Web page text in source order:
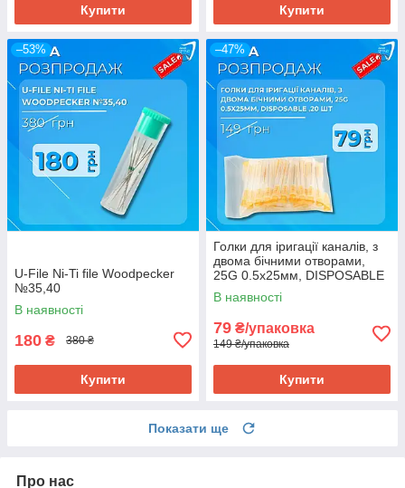
Купити Купити
–53%
U-File Ni-Ti file Woodpecker
№35,40
В наявності
180 ₴ 380 ₴
Купити
–47%
Голки для іригації каналів, з
двома бічними отворами,
25G 0.5х25мм, DISPOSABLE
,20 шт
В наявності
79 ₴/упаковка
149 ₴/упаковка
Купити
Показати ще
Про нас